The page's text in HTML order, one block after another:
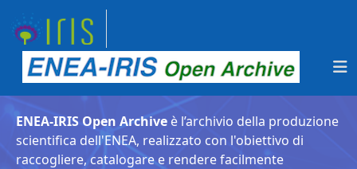
ENEA-IRIS Open Archive è l’archivio della produzione
scientifica dell'ENEA, realizzato con l'obiettivo di
raccogliere, catalogare e rendere facilmente